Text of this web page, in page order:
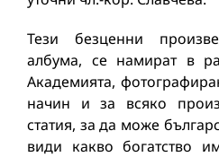
Тези безценни
албума, се намират в
Академията,
начин и за всяко
статия, за да може
види какво богатство